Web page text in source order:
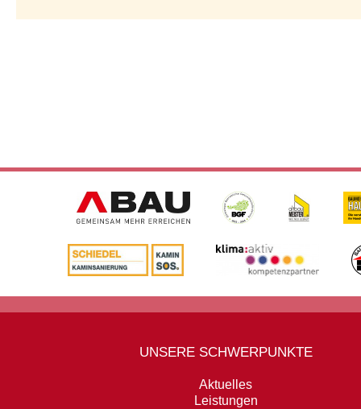
UNSERE SCHWERPUNKTE
Aktuelles
Leistungen